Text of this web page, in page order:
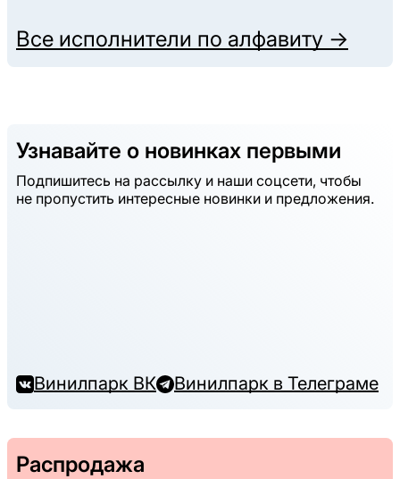
Все исполнители по алфавиту →
Узнавайте о новинках первыми
Подпишитесь на рассылку и наши соцсети, чтобы
не пропустить интересные новинки и предложения.
Винилпарк ВК Винилпарк в Телеграме
Распродажа